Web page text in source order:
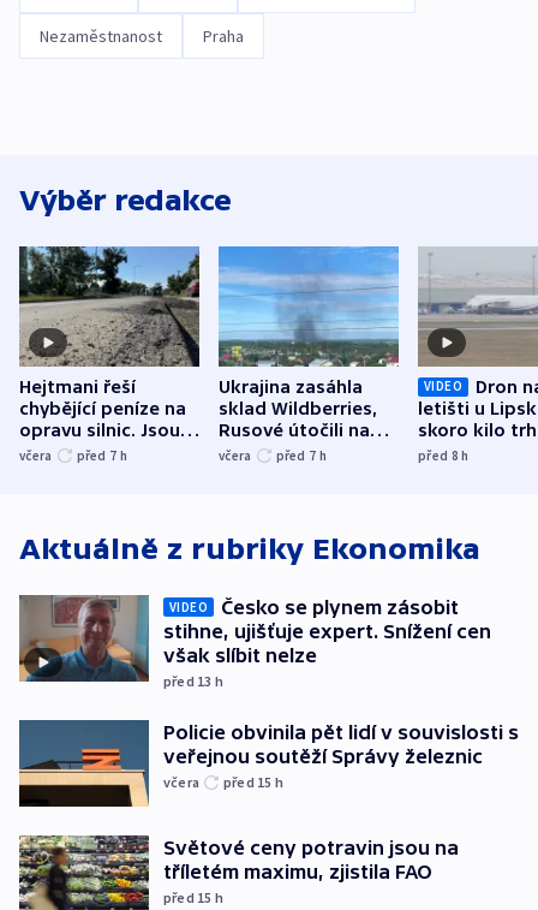
Nezaměstnanost Praha
Výběr redakce
Hejtmani řeší
chybějící peníze na
opravu silnic. Jsou
nenárokové, namítá
včera před 7 h
Ukrajina zasáhla
sklad Wildberries,
Rusové útočili na
trh, hasiče či
včera před 7 h
VIDEO
Dron
letišti u
skoro kilo
indicie
před 8h
Aktuálně z rubriky Ekonomika
VIDEO
Česko se plynem zásobit
stihne, ujišťuje expert. Snížení cen
však slíbit nelze
před 13 h
Policie obvinila pět lidí v souvislosti s
veřejnou soutěží Správy železnic
včera před 15 h
Světové ceny potravin jsou na
tříletém maximu, zjistila FAO
před 15 h